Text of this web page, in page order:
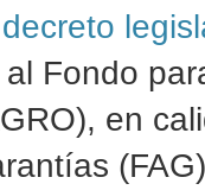
decreto
Fondo
en